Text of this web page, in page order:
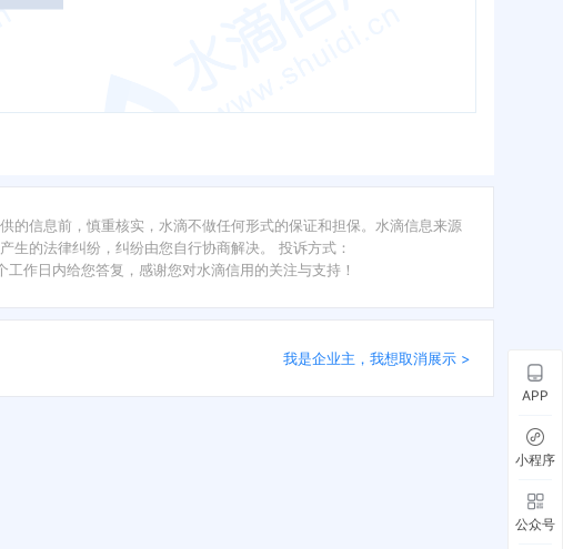
的信息前，慎重核实，水滴不做任何形式的保证和担保。水滴信息来源
的法律纠纷，纠纷由您自行协商解决。 投诉方式：
作日内给您答复，感谢您对水滴信用的关注与支持！
我是企业主，我想取消展示 >
APP
小程序
公众号